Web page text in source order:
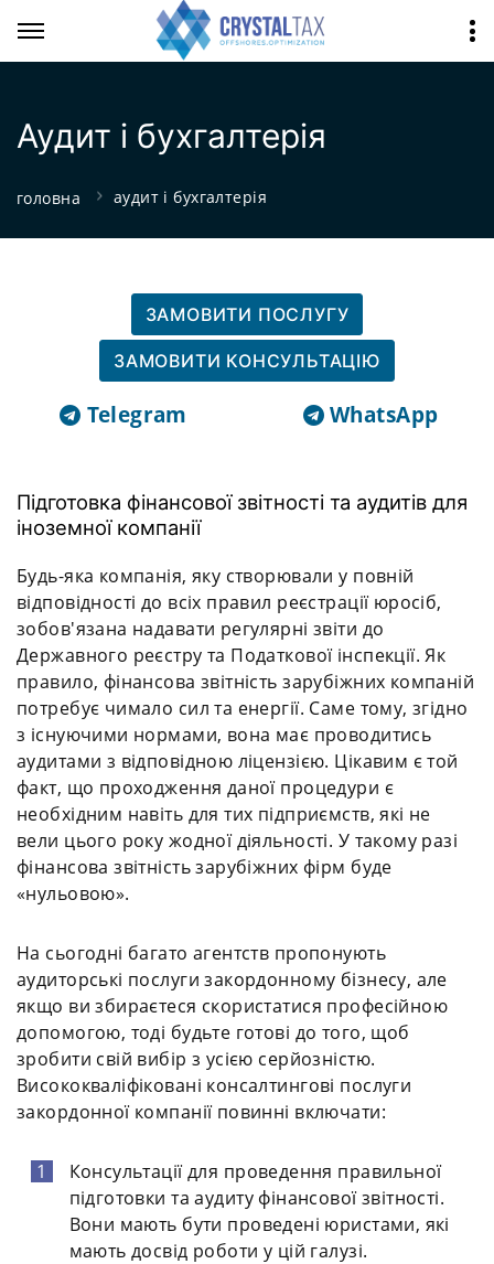
Аудит і бухгалтерія
головна аудит і бухгалтерія
ЗАМОВИТИ ПОСЛУГУ
ЗАМОВИТИ КОНСУЛЬТАЦІЮ
Telegram WhatsApp
Підготовка фінансової звітності та аудитів для
іноземної компанії
Будь-яка компанія, яку створювали у повній
відповідності до всіх правил реєстрації юросіб,
зобов'язана надавати регулярні звіти до
Державного реєстру та Податкової інспекції. Як
правило, фінансова звітність зарубіжних компаній
потребує чимало сил та енергії. Саме тому, згідно
з існуючими нормами, вона має проводитись
аудитами з відповідною ліцензією. Цікавим є той
факт, що проходження даної процедури є
необхідним навіть для тих підприємств, які не
вели цього року жодної діяльності. У такому разі
фінансова звітність зарубіжних фірм буде
«нульовою».
На сьогодні багато агентств пропонують
аудиторські послуги закордонному бізнесу, але
якщо ви збираєтеся скористатися професійною
допомогою, тоді будьте готові до того, щоб
зробити свій вибір з усією серйозністю.
Висококваліфіковані консалтингові послуги
закордонної компанії повинні включати:
Консультації для проведення правильної
підготовки та аудиту фінансової звітності.
Вони мають бути проведені юристами, які
мають досвід роботи у цій галузі.